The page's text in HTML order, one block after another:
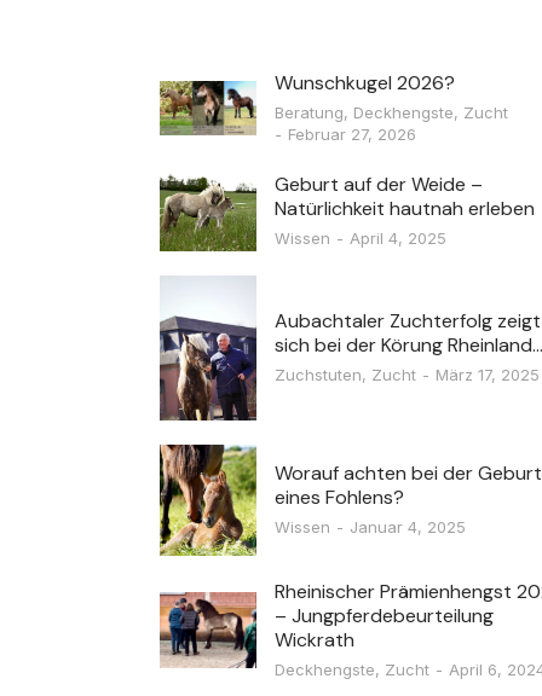
Wunschkugel 2026?
Beratung, Deckhengste, Zucht
Februar 27, 2026
Geburt auf der Weide –
Natürlichkeit hautnah erleben
Wissen April 4, 2025
Aubachtaler Zuchterfolg zeigt
sich bei der Körung Rheinland…
Zuchstuten, Zucht März 17, 2025
Worauf achten bei der Geburt
eines Fohlens?
Wissen Januar 4, 2025
Rheinischer Prämienhengst
– Jungpferdebeurteilung
Wickrath
Deckhengste, Zucht April 6,